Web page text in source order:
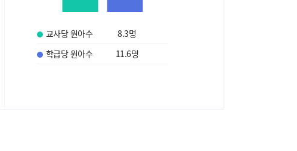
교사당 원아수 8.3명
학급당 원아수
11.6명